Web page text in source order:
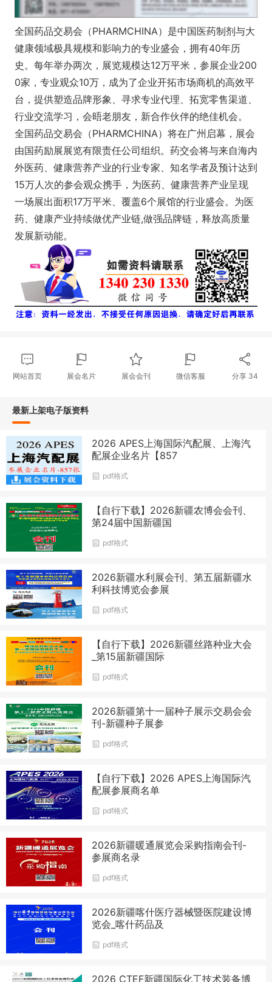
全国药品交易会（PHARMCHINA）是中国医药制剂与大
健康领域极具规模和影响力的专业盛会，拥有40年历
史。每年举办两次，展览规模达12万平米，参展企业200
0家，专业观众10万，成为了企业开拓市场商机的高效平
台，提供塑造品牌形象、寻求专业代理、拓宽零售渠道、
行业交流学习，会晤老朋友，新合作伙伴的绝佳机会。
全国药品交易会（PHARMCHINA）将在广州启幕，展会
由国药励展展览有限责任公司组织。药交会将与来自海内
外医药、健康营养产业的行业专家、知名学者及预计达到
15万人次的参会观众携手，为医药、健康营养产业呈现
一场展出面积17万平米、覆盖6个展馆的行业盛会。为医
药、健康产业持续做优产业链,做强品牌链，释放高质量
发展新动能。
网站首页 展会名片 展会会刊 微信客服 分享 34
最新上架电子版资料
2026 APES上海国际汽配展、上海汽
配展企业名片【857
pdf格式
【自行下载】2026新疆农博会会刊、
第24届中国新疆国
pdf格式
2026新疆水利展会刊、第五届新疆水
利科技博览会参展
pdf格式
【自行下载】2026新疆丝路种业大会
_第15届新疆国际
pdf格式
2026新疆第十一届种子展示交易会会
刊-新疆种子展参
pdf格式
【自行下载】2026 APES上海国际汽
配展参展商名单
pdf格式
2026新疆暖通展览会采购指南会刊-
参展商名录
pdf格式
2026新疆喀什医疗器械暨医院建设博
览会_喀什药品及
pdf格式
2026 CTEF新疆国际化工技术装备博